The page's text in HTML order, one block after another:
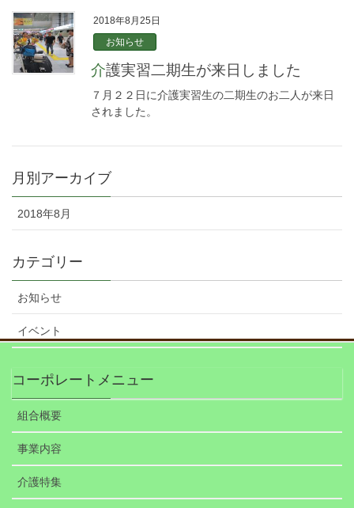
2018年8月25日
お知らせ
介護実習二期生が来日しました
７月２２日に介護実習生の二期生のお二人が来日
されました。
月別アーカイブ
2018年8月
カテゴリー
お知らせ
イベント
コーポレートメニュー
組合概要
事業内容
介護特集